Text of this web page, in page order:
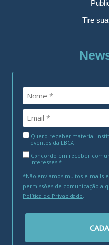
Tire
Quero receber material
eventos da LBCA
Concordo em receber
interesses.*
*Não enviamos muitos e-mails
permissões de comunicação a
Política de Privacidade.